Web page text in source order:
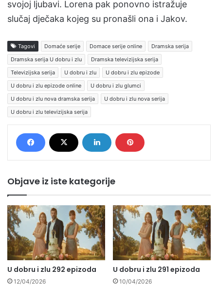
svojoj ljubavi. Lorena pak ponovno istražuje
slučaj dječaka kojeg su pronašli ona i Jakov.
Tagovi Domaće serije Domace serije online
Dramska serija
Dramska serija U dobru i zlu
Dramska televizijska serija
Televizijska serija
U dobru i zlu
U dobru i zlu epizode
U dobru i zlu epizode online
U dobru i zlu glumci
U dobru i zlu nova dramska serija
U dobru i zlu nova serija
U dobru i zlu televizijska serija
Objave iz iste kategorije
U dobru i zlu 292 epizoda
12/04/2026
U dobru i zlu 291 epizoda
10/04/2026